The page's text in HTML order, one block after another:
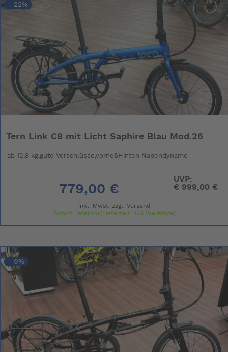
- 22%
Tern Link C8 mit Licht Saphire Blau Mod.26
ab 12,8 kg,gute Verschlüsse,vorne&Hinten Nabendynamo
779,00 €
UVP:
€999,00 €
inkl. Mwst. zzgl. Versand
Sofort lieferbar(Lieferzeit: 1-3 Werktage)
- 9%